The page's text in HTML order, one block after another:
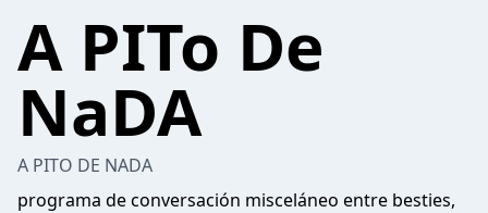
A PITo De
NaDA
A PITO DE NADA
programa de conversación misceláneo entre besties,